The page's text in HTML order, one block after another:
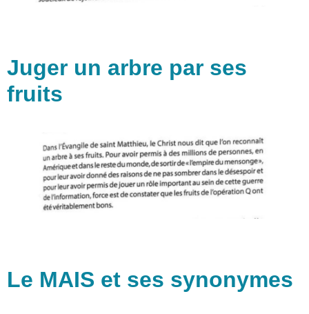
Juger un arbre par ses
fruits
Le MAIS et ses synonymes